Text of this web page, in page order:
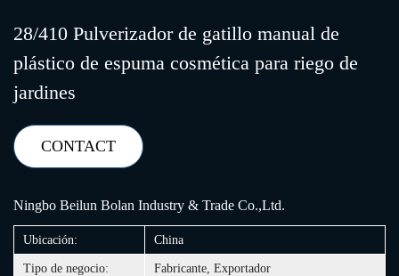
28/410 Pulverizador de gatillo manual de
plástico de espuma cosmética para riego de
jardines
CONTACT
Ningbo Beilun Bolan Industry & Trade Co.,Ltd.
Ubicación: China
Tipo de negocio: Fabricante, Exportador